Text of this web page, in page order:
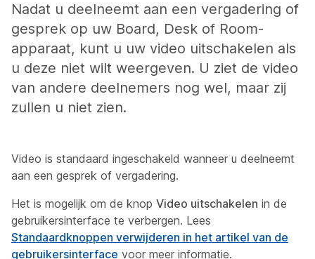
Nadat u deelneemt aan een vergadering of
gesprek op uw Board, Desk of Room-
apparaat, kunt u uw video uitschakelen als
u deze niet wilt weergeven. U ziet de video
van andere deelnemers nog wel, maar zij
zullen u niet zien.
Video is standaard ingeschakeld wanneer u deelneemt
aan een gesprek of vergadering.
Het is mogelijk om de knop Video uitschakelen in de
gebruikersinterface te verbergen. Lees
Standaardknoppen verwijderen in het artikel van de
gebruikersinterface voor meer informatie.